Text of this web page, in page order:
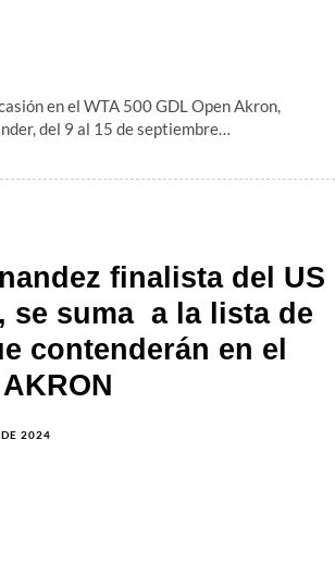
en el WTA 500 GDL Open Akron,
del 9 al 15 de septiembre…
finalista del US
se suma a la lista de
contenderán en el
2024